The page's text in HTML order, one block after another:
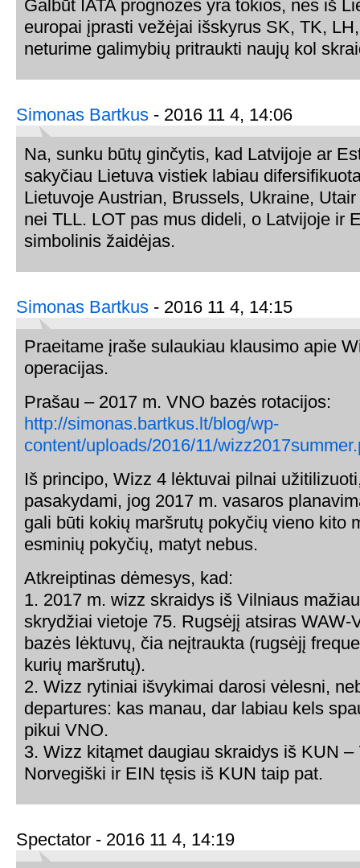
Galbūt IATA prognozės yra tokios, nes iš
europai įprasti vežėjai išskyrus SK, TK,
neturime galimybių pritraukti naujų kol
Simonas Bartkus - 2016 11 4, 14:06
Na, sunku būtų ginčytis, kad Latvijoje ar
sakyčiau Lietuva vistiek labiau
Lietuvoje Austrian, Brussels, Ukraine,
nei TLL. LOT pas mus dideli, o Latvijoje ir
simbolinis žaidėjas.
Simonas Bartkus - 2016 11 4, 14:15
Praeitame įraše sulaukiau klausimo apie
operacijas.
Prašau – 2017 m. VNO bazės rotacijos:
http://simonas.bartkus.lt/blog/wp-
content/uploads/2016/11/
Iš principo, Wizz 4 lėktuvai pilnai
pasakydami, jog 2017 m. vasaros
gali būti kokių maršrutų pokyčių vieno kito
esminių pokyčių, matyt nebus.
Atkreiptinas dėmesys, kad:
1. 2017 m. wizz skraidys iš Vilniaus
skrydžiai vietoje 75. Rugsėjį atsiras WAW-
bazės lėktuvų, čia neįtraukta (rugsėjį
kurių maršrutų).
2. Wizz rytiniai išvykimai darosi vėlesni,
departures: kas manau, dar labiau kels
pikui VNO.
3. Wizz kitąmet daugiau skraidys iš KUN –
Norvegiški ir EIN tęsis iš KUN taip pat.
Spectator - 2016 11 4, 14:19